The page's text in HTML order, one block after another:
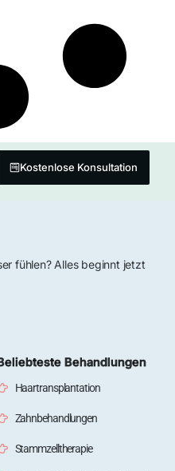
Kostenlose Konsultation
fühlen? Alles beginnt jetzt
Behandlungen
Haartransplantation
Zahnbehandlungen
Stammzelltherapie